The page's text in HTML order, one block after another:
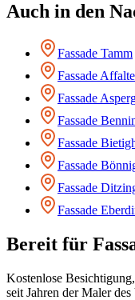
Auch in den
Fassade Tamm
Fassade
Fassade
Fassade
Fassade
Fassade
Fassade
Fassade
Bereit für
Kostenlose
seit Jahren der Maler